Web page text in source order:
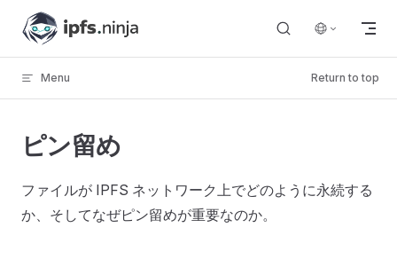
Skip to content
Menu Return to top
ピン留め
ファイルが IPFS ネットワーク上でどのように永続する
か、そしてなぜピン留めが重要なのか。